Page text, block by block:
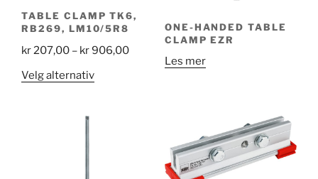
TABLE CLAMP TK6,
RB269, LM10/5R8
kr207,00 – kr906,00Price
Velg alternativDette
ONE-HANDED TABLE
CLAMP EZR
Les mer